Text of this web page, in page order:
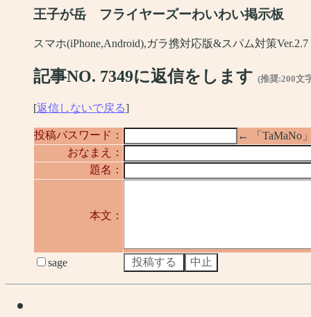
王子が岳 フライヤーズーわいわい掲示板
スマホ(iPhone,Android),ガラ携対応版&スパム対策Ver.2.7
記事NO. 7349に返信をします (推奨:200文
[返信しないで戻る]
投稿パスワード：
← 「TaMaNo
おなまえ：
題名：
本文：
sage